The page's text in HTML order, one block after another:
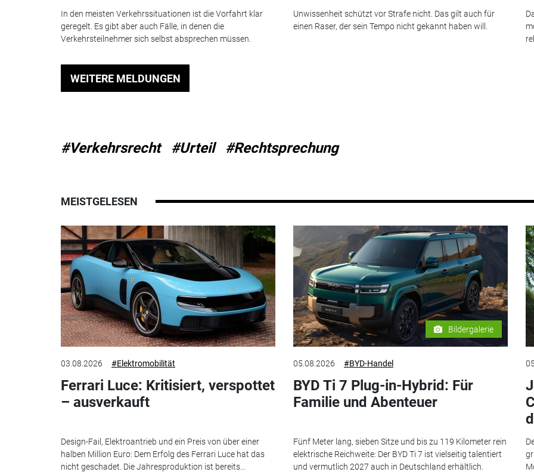
In den meisten Verkehrssituationen ist die Vorfahrt klar
geregelt. Es gibt aber auch Fälle, in denen die
Verkehrsteilnehmer sich selbst absprechen müssen.
Unwissenheit schützt vor Strafe nicht. Das gilt auch für
einen Raser, der sein Tempo nicht gekannt haben will.
WEITERE MELDUNGEN
#Verkehrsrecht #Urteil #Rechtsprechung
MEISTGELESEN
03.08.2026 #Elektromobilität
Ferrari Luce: Kritisiert, verspottet
– ausverkauft
Design-Fail, Elektroantrieb und ein Preis von über einer
halben Million Euro: Dem Erfolg des Ferrari Luce hat das
nicht geschadet. Die Jahresproduktion ist bereits...
Bildergalerie
05.08.2026 #BYD-Handel
BYD Ti 7 Plug-in-Hybrid: Für
Familie und Abenteuer
Fünf Meter lang, sieben Sitze und bis zu 119 Kilometer rein
elektrische Reichweite: Der BYD Ti 7 ist vielseitig talentiert
und vermutlich 2027 auch in Deutschland erhältlich.